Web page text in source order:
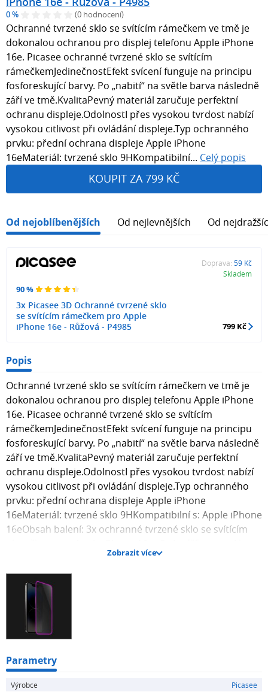
0 % (0 hodnocení)
Ochranné tvrzené sklo se svítícím rámečkem ve tmě je
dokonalou ochranou pro displej telefonu Apple iPhone
16e. Picasee ochranné tvrzené sklo se svítícím
rámečkemJedinečnostEfekt svícení funguje na principu
fosforeskující barvy. Po „nabití“ na světle barva následně
září ve tmě.KvalitaPevný materiál zaručuje perfektní
ochranu displeje.OdolnostI přes vysokou tvrdost nabízí
vysokou citlivost při ovládání displeje.Typ ochranného
prvku: přední ochrana displeje Apple iPhone
16eMateriál: tvrzené sklo 9HKompatibilní... Celý popis
KOUPIT ZA 799 KČ
Od nejoblíbenějších Od nejlevnějších Od
90 %
3x Picasee 3D Ochranné tvrzené sklo
se svítícím rámečkem pro Apple
iPhone 16e - Růžová - P4985
Doprava: 59 Kč
Skladem
799 Kč
Popis
Ochranné tvrzené sklo se svítícím rámečkem ve tmě je
dokonalou ochranou pro displej telefonu Apple iPhone
16e. Picasee ochranné tvrzené sklo se svítícím
rámečkemJedinečnostEfekt svícení funguje na principu
fosforeskující barvy. Po „nabití“ na světle barva následně
září ve tmě.KvalitaPevný materiál zaručuje perfektní
ochranu displeje.OdolnostI přes vysokou tvrdost nabízí
vysokou citlivost při ovládání displeje.Typ ochranného
prvku: přední ochrana displeje Apple iPhone
16eMateriál: tvrzené sklo 9HKompatibilní s: Apple iPhone
16eObsah balení: 3x ochranné tvrzené sklo se svítícím
skla na displej telefonu. Fotografie skla mohou být
ilustrativní.
Zobrazit více
Parametry
Výrobce
Picasee